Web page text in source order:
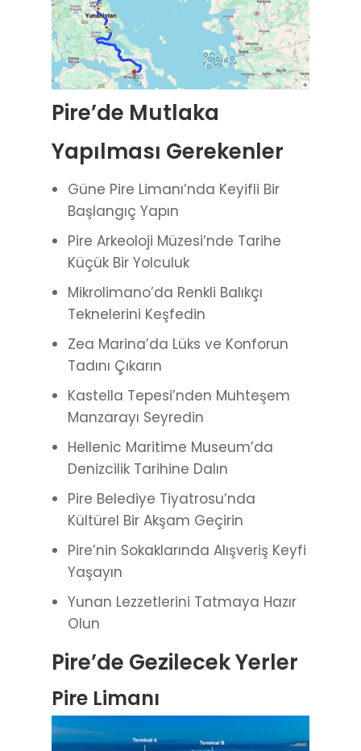
Pire’de Mutlaka
Yapılması Gerekenler
Güne Pire Limanı’nda Keyifli Bir
Başlangıç Yapın
Pire Arkeoloji Müzesi’nde Tarihe
Küçük Bir Yolculuk
Mikrolimano’da Renkli Balıkçı
Teknelerini Keşfedin
Zea Marina’da Lüks ve Konforun
Tadını Çıkarın
Kastella Tepesi’nden Muhteşem
Manzarayı Seyredin
Hellenic Maritime Museum’da
Denizcilik Tarihine Dalın
Pire Belediye Tiyatrosu’nda
Kültürel Bir Akşam Geçirin
Pire’nin Sokaklarında Alışveriş Keyfi
Yaşayın
Yunan Lezzetlerini Tatmaya Hazır
Olun
Pire’de Gezilecek Yerler
Pire Limanı